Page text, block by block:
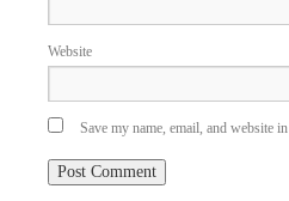
Website
Save my name, email, and website